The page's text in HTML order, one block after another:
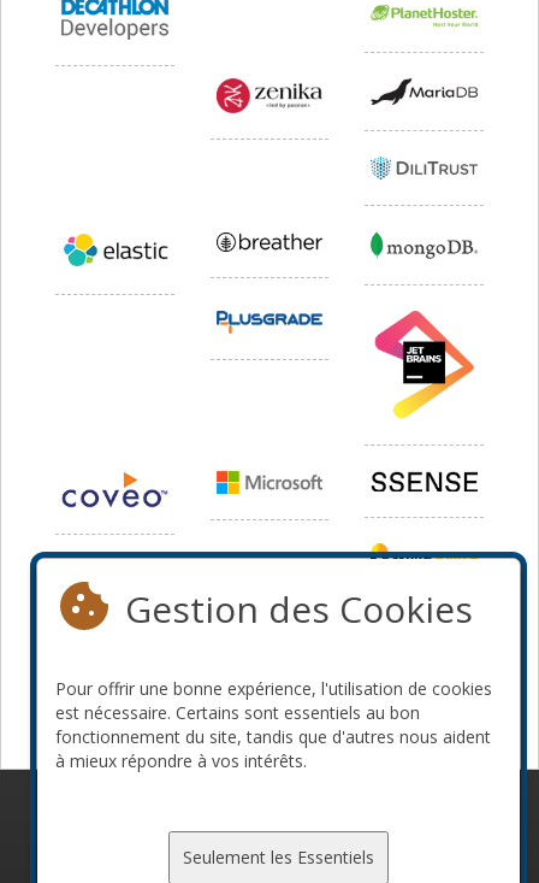
Gestion des Cookies
Pour offrir une bonne expérience, l'utilisation de cookies
est nécessaire. Certains sont essentiels au bon
fonctionnement du site, tandis que d'autres nous aident
à mieux répondre à vos intérêts.
Seulement les Essentiels